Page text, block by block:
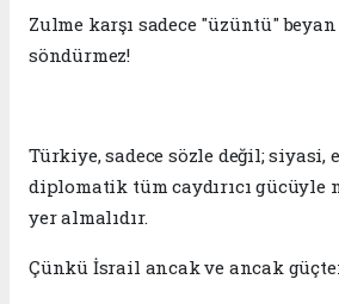
Zulme karşı sadece "üzüntü"
söndürmez!
Türkiye, sadece sözle değil; siyasi,
diplomatik tüm caydırıcı gücüyle
yer almalıdır.
Çünkü İsrail ancak ve ancak